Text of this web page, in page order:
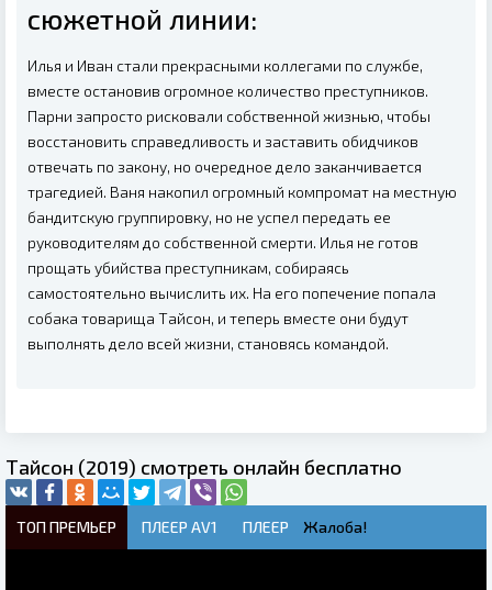
сюжетной линии:
Илья и Иван стали прекрасными коллегами по службе,
вместе остановив огромное количество преступников.
Парни запросто рисковали собственной жизнью, чтобы
восстановить справедливость и заставить обидчиков
отвечать по закону, но очередное дело заканчивается
трагедией. Ваня накопил огромный компромат на местную
бандитскую группировку, но не успел передать ее
руководителям до собственной смерти. Илья не готов
прощать убийства преступникам, собираясь
самостоятельно вычислить их. На его попечение попала
собака товарища Тайсон, и теперь вместе они будут
выполнять дело всей жизни, становясь командой.
Тайсон (2019) смотреть онлайн бесплатно
ТОП ПРЕМЬЕР ПЛЕЕР AV1 ПЛЕЕР Жалоба!